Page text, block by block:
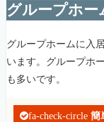
グループホー
グループホームに入
います。グループホ
も多いです。
fa-check-circle 簡